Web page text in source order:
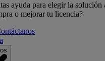
ayuda para elegir la solución
o mejorar tu licencia?